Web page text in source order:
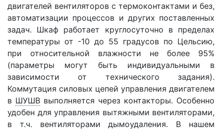
двигателей вентиляторов с термоконтактами и без,
автоматизации процессов и других поставленных
задач. Шкаф работает круглосуточно в пределах
температуры от -10 до 55 градусов по Цельсию,
при относительной влажности не более 95%
(параметры могут быть индивидуальными в
зависимости от технического задания).
Коммутация силовых цепей управления двигателем
в ШУШВ выполняется через контакторы. Особенно
удобен для управления вытяжными вентиляторами,
в т.ч. вентиляторами дымоудаления. В нашем